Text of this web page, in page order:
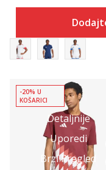
Detaljnije
Uporedi
Brzi Pregled
-20% U
KOŠARICI